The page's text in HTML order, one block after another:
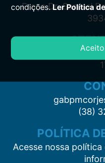
Praça Dr. Samuel
Segunda à Sexta:
(38)
POLÍTICA
Acesse nossa
condições.Ler Política
Aceito